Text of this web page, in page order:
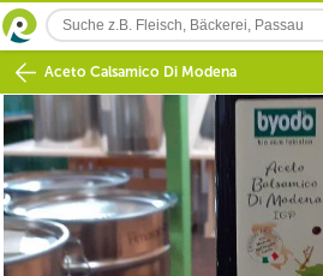
Aceto Calsamico Di Modena